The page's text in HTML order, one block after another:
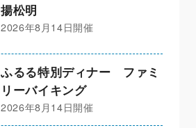
揚松明
2026年8月14日開催
ふるる特別ディナー ファミ
リーバイキング
2026年8月14日開催